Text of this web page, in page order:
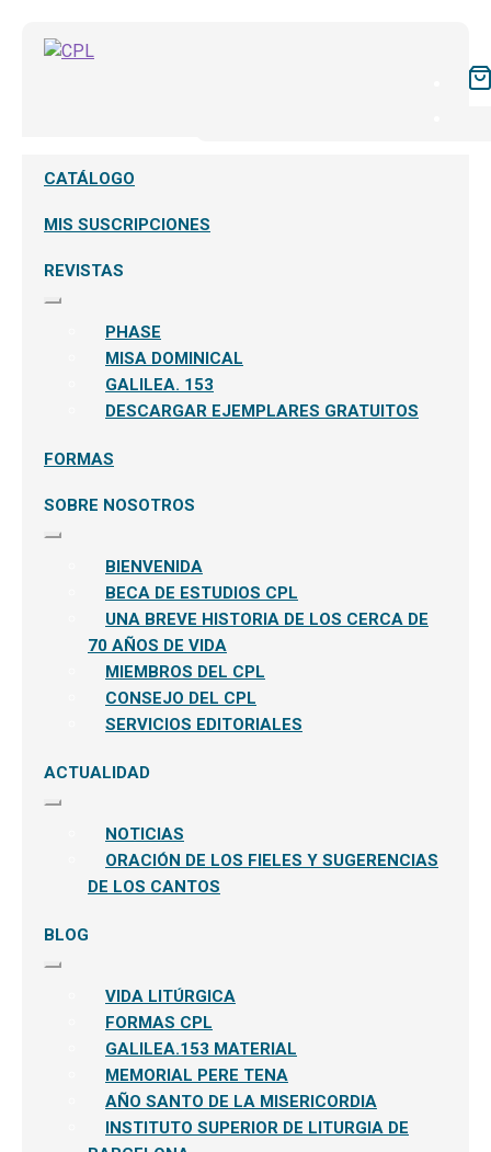
CATÁLOGO
MIS SUSCRIPCIONES
REVISTAS
Expandir
PHASE
MISA DOMINICAL
GALILEA. 153
DESCARGAR EJEMPLARES GRATUITOS
FORMAS
SOBRE NOSOTROS
Expandir
BIENVENIDA
BECA DE ESTUDIOS CPL
UNA BREVE HISTORIA DE LOS CERCA DE
70 AÑOS DE VIDA
MIEMBROS DEL CPL
CONSEJO DEL CPL
SERVICIOS EDITORIALES
ACTUALIDAD
Expandir
NOTICIAS
ORACIÓN DE LOS FIELES Y SUGERENCIAS
DE LOS CANTOS
BLOG
Expandir
VIDA LITÚRGICA
FORMAS CPL
GALILEA.153 MATERIAL
MEMORIAL PERE TENA
AÑO SANTO DE LA MISERICORDIA
INSTITUTO SUPERIOR DE LITURGIA DE